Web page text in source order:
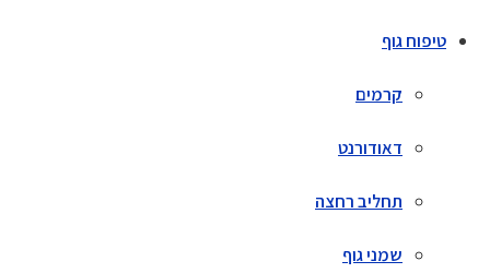
טיפוח גוף
קרמים
דאודורנט
תחליב רחצה
שמני גוף